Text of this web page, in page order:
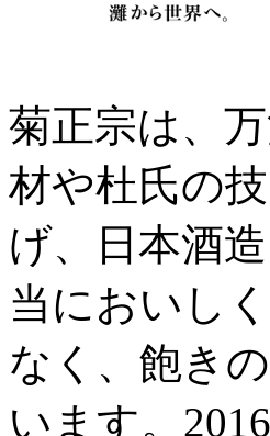
菊正宗は、
材や杜氏の
げ、日本酒
当においし
なく、飽き
います。